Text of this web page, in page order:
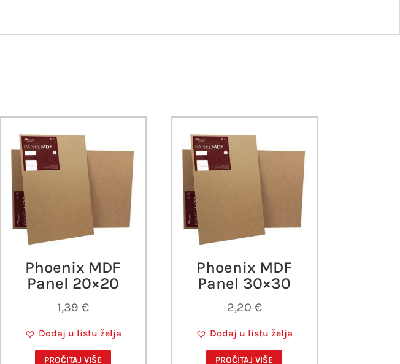
Phoenix MDF
Panel 20×20
1,39€
Dodaj u listu želja
PROČITAJ VIŠE
Phoenix MDF
Panel 30×30
2,20 €
Dodaj u listu želja
PROČITAJ VIŠE